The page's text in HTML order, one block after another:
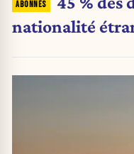
nationalité